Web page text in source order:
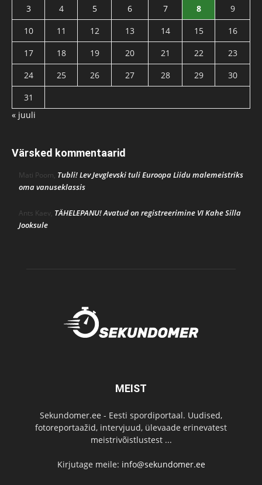
3
4 5 6 7 8
9
10
11 12 13 14 15
16
17
18 19 20 21 22
23
24
25 26 27 28 29
30
31
« juuli
Värsked kommentaarid
Mati Poom, Tubli! Lev Jevglevski tuli Euroopa Liidu malemeistriks
oma vanuseklassis
Ants Kaev, TÄHELEPANU! Avatud on registreerimine VI Kahe Silla
Jooksule
MEIST
Sekundomer.ee - Eesti spordiportaal. Uudised,
fotoreportaažid, intervjuud, ülevaade erinevatest
meistrivõistlustest ...
Kirjutage meile: info@sekundomer.ee